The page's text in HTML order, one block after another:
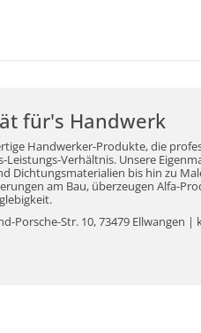
für's Handwerk
Handwerker-Produkte, die
Leistungs-Verhältnis. Unsere
Dichtungsmaterialien bis hin zu
am Bau, überzeugen Alfa-
Porsche-Str. 10, 73479 Ellwangen